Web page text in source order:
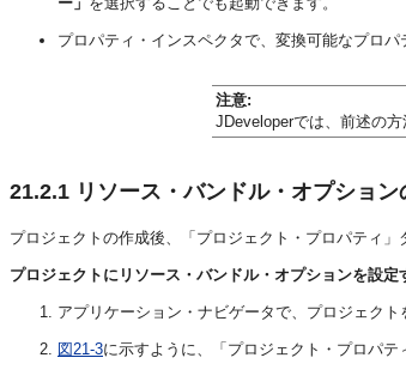
プロパティ・インスペクタで、変換可能なプロパ
注意:
JDeveloperでは、前述の
21.2.1 リソース・バンドル・オプショ
プロジェクトの作成後、「プロジェクト・プロパティ
プロジェクトにリソース・バンドル・オプションを設定
アプリケーション・ナビゲータで、プロジェクト
図21-3に示すように、「プロジェクト・プロパテ